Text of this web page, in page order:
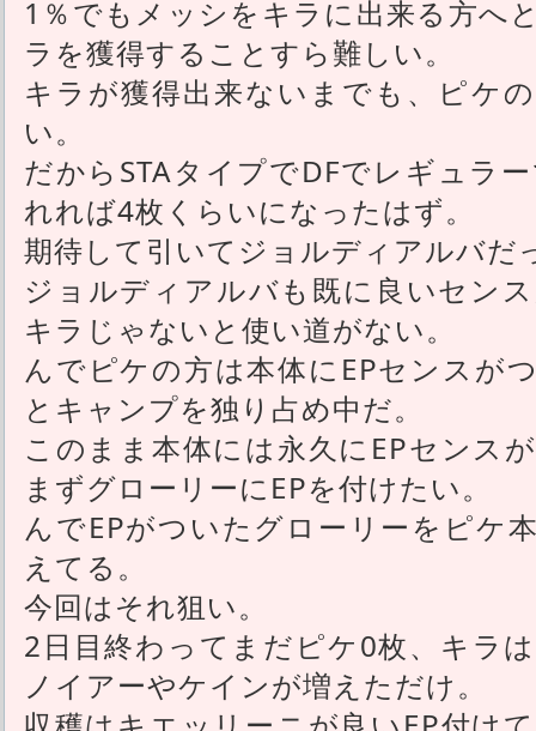
1％でもメッシをキラに出来る方へ
ラを獲得することすら難しい。
キラが獲得出来ないまでも、ピケ
い。
だからSTAタイプでDFでレギュラ
れれば4枚くらいになったはず。
期待して引いてジョルディアルバだ
ジョルディアルバも既に良いセン
キラじゃないと使い道がない。
んでピケの方は本体にEPセンスが
とキャンプを独り占め中だ。
このまま本体には永久にEPセンス
まずグローリーにEPを付けたい。
んでEPがついたグローリーをピケ
えてる。
今回はそれ狙い。
2日目終わってまだピケ0枚、キラ
ノイアーやケインが増えただけ。